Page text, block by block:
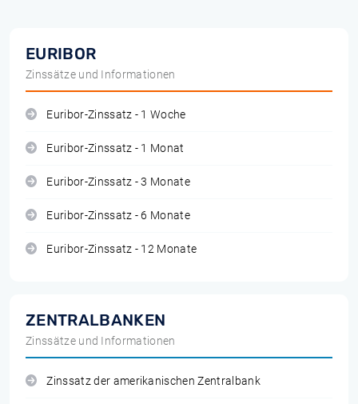
EURIBOR
Zinssätze und Informationen
Euribor-Zinssatz - 1 Woche
Euribor-Zinssatz - 1 Monat
Euribor-Zinssatz - 3 Monate
Euribor-Zinssatz - 6 Monate
Euribor-Zinssatz - 12 Monate
ZENTRALBANKEN
Zinssätze und Informationen
Zinssatz der amerikanischen Zentralbank